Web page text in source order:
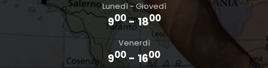
Lunedì - Giovedì
900- 1800
Venerdì
900 - 1600